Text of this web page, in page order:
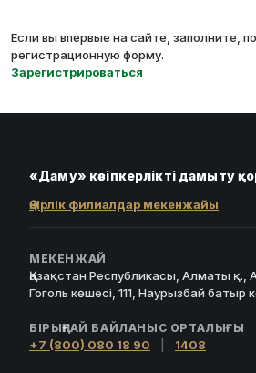
Если вы впервые на сайте, заполните,
регистрационную форму.
Зарегистрироваться
«Даму» кәсіпкерлікті дамыту
Өңірлік филиалдар мекенжайы
МЕКЕНЖАЙ
Қазақстан Республикасы, Алматы қ.,
Гоголь көшесі, 111, Наурызбай батыр
БІРЫҢҒАЙ БАЙЛАНЫС ОРТАЛЫҒЫ
+7 (800) 080 18 90 1408